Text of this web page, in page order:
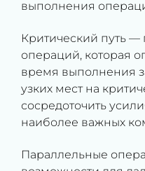
выполнения
Критический путь —
операций, которая
время выполнения
узких мест на
сосредоточить
наиболее важных
Параллельные